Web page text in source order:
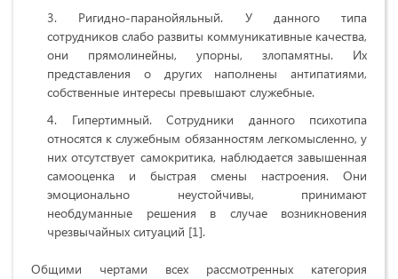
Ригидно-паранойяльный. У данного типа
сотрудников слабо развиты коммуникативные качества,
они прямолинейны, упорны, злопамятны. Их
представления о других наполнены антипатиями,
собственные интересы превышают служебные.
Гипертимный. Сотрудники данного психотипа
относятся к служебным обязанностям легкомысленно, у
них отсутствует самокритика, наблюдается завышенная
самооценка и быстрая смены настроения. Они
эмоционально неустойчивы, принимают
необдуманные решения в случае возникновения
чрезвычайных ситуаций [1].
Общими чертами всех рассмотренных категория